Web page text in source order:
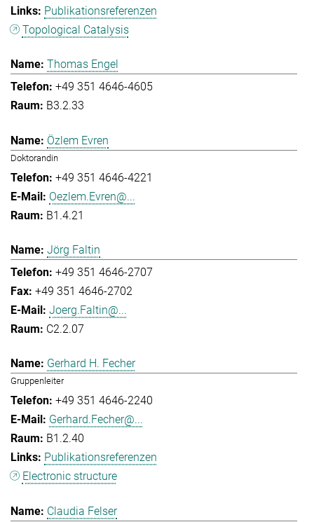
Publikationsreferenzen
Topological Catalysis
Thomas Engel
+49 351 4646-4605
B3.2.33
Özlem Evren
Doktorandin
+49 351 4646-4221
Oezlem.Evren@...
B1.4.21
Jörg Faltin
+49 351 4646-2707
+49 351 4646-2702
Joerg.Faltin@...
C2.2.07
Gerhard H. Fecher
Gruppenleiter
+49 351 4646-2240
Gerhard.Fecher@...
B1.2.40
Publikationsreferenzen
Electronic structure
Claudia Felser